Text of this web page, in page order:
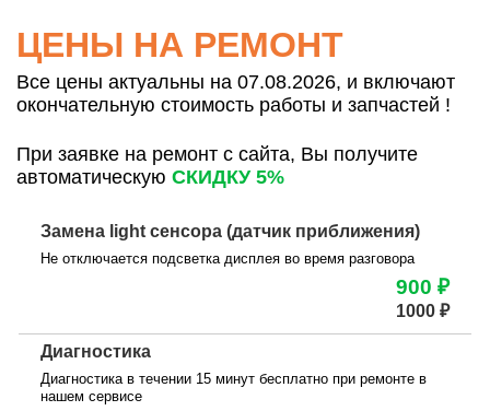
ЦЕНЫ НА РЕМОНТ
Все цены актуальны на 07.08.2026, и включают
окончательную стоимость работы и запчастей !
При заявке на ремонт с сайта, Вы получите
автоматическую СКИДКУ 5%
Замена light сенсора (датчик приближения)
Не отключается подсветка дисплея во время разговора
900 ₽
1000 ₽
Диагностика
Диагностика в течении 15 минут бесплатно при ремонте в
нашем сервисе